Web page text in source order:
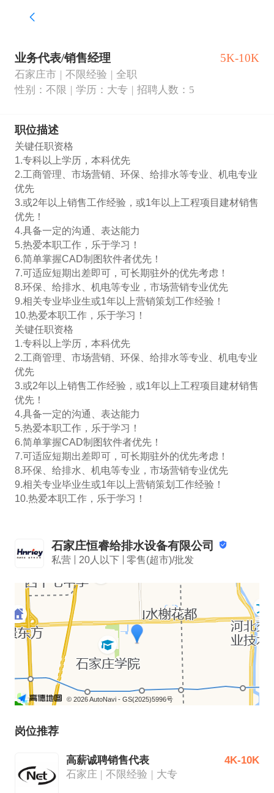
业务代表/销售经理 5K-10K
石家庄市 不限经验
全职
性别：不限
学历：大专 招聘人数：5
职位描述
关键任职资格
1.专科以上学历，本科优先
2.工商管理、市场营销、环保、给排水等专业、机电专业
优先
3.或2年以上销售工作经验，或1年以上工程项目建材销售
优先！
4.具备一定的沟通、表达能力
5.热爱本职工作，乐于学习！
6.简单掌握CAD制图软件者优先！
7.可适应短期出差即可，可长期驻外的优先考虑！
8.环保、给排水、机电等专业，市场营销专业优先
9.相关专业毕业生或1年以上营销策划工作经验！
10.热爱本职工作，乐于学习！
关键任职资格
1.专科以上学历，本科优先
2.工商管理、市场营销、环保、给排水等专业、机电专业
优先
3.或2年以上销售工作经验，或1年以上工程项目建材销售
优先！
4.具备一定的沟通、表达能力
5.热爱本职工作，乐于学习！
6.简单掌握CAD制图软件者优先！
7.可适应短期出差即可，可长期驻外的优先考虑！
8.环保、给排水、机电等专业，市场营销专业优先
9.相关专业毕业生或1年以上营销策划工作经验！
10.热爱本职工作，乐于学习！
石家庄恒睿给排水设备有限公司
私营 20人以下 零售(超市)/批发
© 2026 AutoNavi - GS(2025)5996号
岗位推荐
高薪诚聘销售代表
石家庄
不限经验 大专
4K-10K